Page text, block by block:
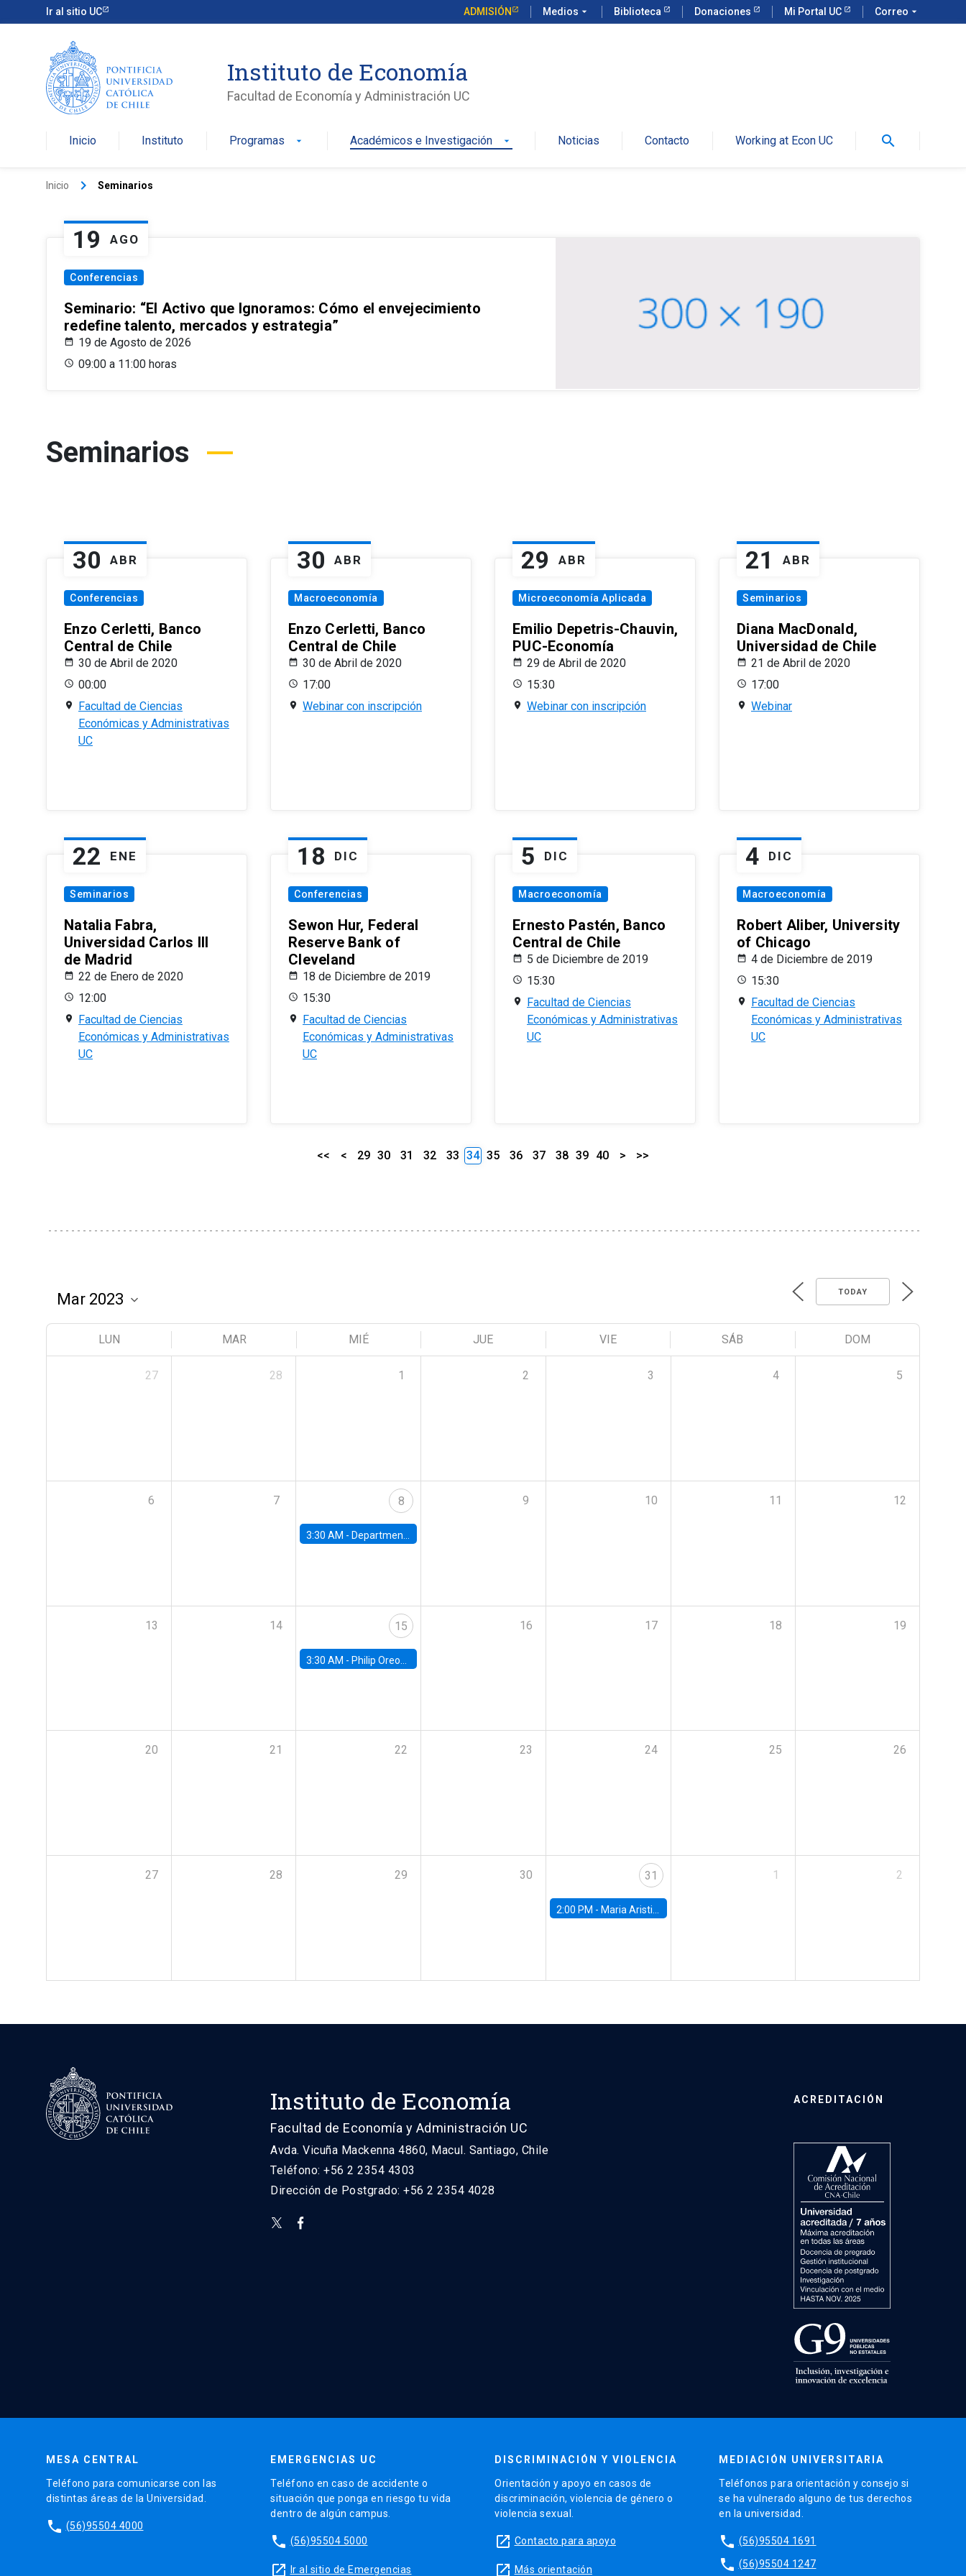
Ir al sitio UC ADMISIÓN Medios arrow_drop_down Biblioteca Donaciones Mi Portal UC Correo arrow_drop_down
Instituto de Economía
Facultad de Economía y Administración UC
Inicio Instituto Programas arrow_drop_down Académicos e Investigación arrow_drop_down Noticias Contacto Working at Econ UC search
Inicio keyboard_arrow_right Seminarios
19 AGO
Conferencias
Seminario: “El Activo que Ignoramos: Cómo el envejecimiento
redefine talento, mercados y estrategia”
19 de Agosto de 2026
09:00 a 11:00 horas
Seminarios
30 ABR
Conferencias
Enzo Cerletti, Banco
Central de Chile
30 de Abril de 2020
00:00
Facultad de Ciencias
Económicas y Administrativas
UC
30 ABR
Macroeconomía
Enzo Cerletti, Banco
Central de Chile
30 de Abril de 2020
17:00
Webinar con inscripción
29 ABR
Microeconomía Aplicada
Emilio Depetris-Chauvin,
PUC-Economía
29 de Abril de 2020
15:30
Webinar con inscripción
21 ABR
Seminarios
Diana MacDonald,
Universidad de Chile
21 de Abril de 2020
17:00
Webinar
22 ENE
Seminarios
Natalia Fabra,
Universidad Carlos III
de Madrid
22 de Enero de 2020
12:00
Facultad de Ciencias
Económicas y Administrativas
UC
18 DIC
Conferencias
Sewon Hur, Federal
Reserve Bank of
Cleveland
18 de Diciembre de 2019
15:30
Facultad de Ciencias
Económicas y Administrativas
UC
5 DIC
Macroeconomía
Ernesto Pastén, Banco
Central de Chile
5 de Diciembre de 2019
15:30
Facultad de Ciencias
Económicas y Administrativas
UC
4 DIC
Macroeconomía
Robert Aliber, University
of Chicago
4 de Diciembre de 2019
15:30
Facultad de Ciencias
Económicas y Administrativas
UC
<< < 29 30 31 32 33 34 35 36 37 38 39 40 > >>
TODAY
LUN MAR MIÉ JUE VIE SÁB DOM
27 28 1 2 3 4 5
6 7 8
3:30 AM - Department Seminar: James Robinson
9 10 11 12
13 14 15
3:30 AM - Philip Oreopolous, University of Toronto
16 17 18 19
20 21 22 23 24 25 26
27 28 29 30 31
2:00 PM - Maria Aristizabal-Ramirez, FED Board
1 2
Instituto de Economía
Facultad de Economía y Administración UC
Avda. Vicuña Mackenna 4860, Macul. Santiago, Chile
Teléfono: +56 2 2354 4303
Dirección de Postgrado: +56 2 2354 4028
ACREDITACIÓN
MESA CENTRAL
Teléfono para comunicarse con las
distintas áreas de la Universidad.
phone (56)95504 4000
EMERGENCIAS UC
Teléfono en caso de accidente o
situación que ponga en riesgo tu vida
dentro de algún campus.
phone (56)95504 5000
launch Ir al sitio de Emergencias
DISCRIMINACIÓN Y VIOLENCIA
Orientación y apoyo en casos de
discriminación, violencia de género o
violencia sexual.
launch Contacto para apoyo
launch Más orientación
MEDIACIÓN UNIVERSITARIA
Teléfonos para orientación y consejo si
se ha vulnerado alguno de tus derechos
en la universidad.
phone (56)95504 1691
phone (56)95504 1247